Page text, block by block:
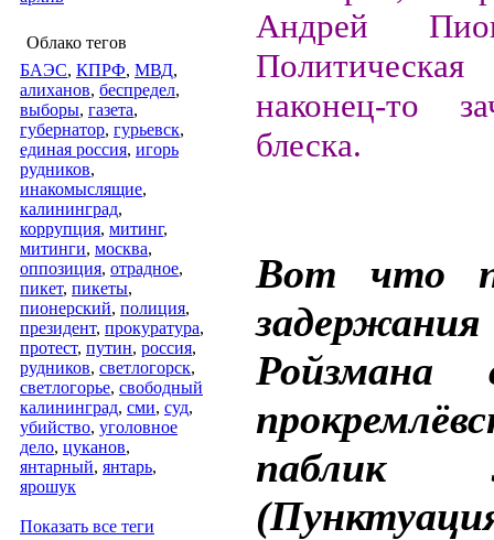
Облако тегов
БАЭС, КПРФ, МВД,
алиханов, беспредел,
выборы, газета,
губернатор, гурьевск,
единая россия, игорь
рудников,
инакомыслящие,
калининград,
коррупция, митинг,
митинги, москва,
оппозиция, отрадное,
пикет, пикеты,
пионерский, полиция,
президент, прокуратура,
протест, путин, россия,
рудников, светлогорск,
светлогорье, свободный
калининград, сми, суд,
убийство, уголовное
дело, цуканов,
янтарный, янтарь,
ярошук
Показать все теги
Андрей
наконец-то
блеска.
Вот что
Ройзмана
паблик